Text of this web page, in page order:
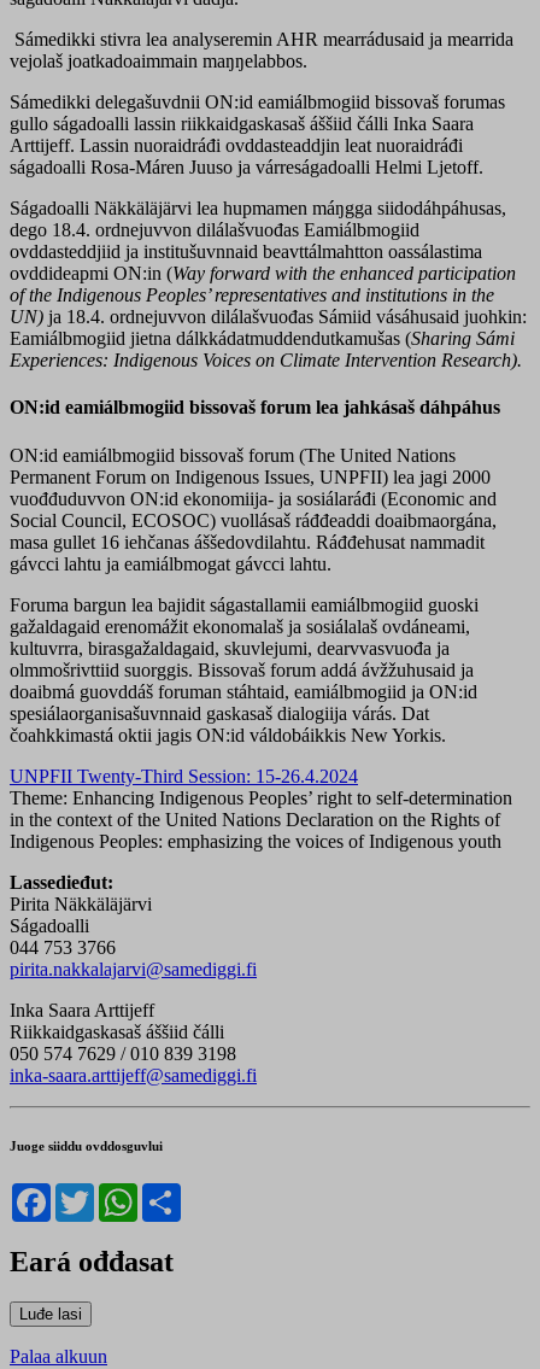
Sámedikki stivra lea analyseremin AHR mearrádusaid ja mearrida
vejolaš joatkadoaimmain maŋŋelabbos.
Sámedikki delegašuvdnii ON:id eamiálbmogiid bissovaš forumas
gullo ságadoalli lassin riikkaidgaskasaš áššiid čálli Inka Saara
Arttijeff. Lassin nuoraidráđi ovddasteaddjin leat nuoraidráđi
ságadoalli Rosa-Máren Juuso ja várreságadoalli Helmi Ljetoff.
Ságadoalli Näkkäläjärvi lea hupmamen máŋgga siidodáhpáhusas,
dego 18.4. ordnejuvvon dilálašvuođas Eamiálbmogiid
ovddasteddjiid ja institušuvnnaid beavttálmahtton oassálastima
ovddideapmi ON:in (Way forward with the enhanced participation
of the Indigenous Peoples’ representatives and institutions in the
UN) ja 18.4. ordnejuvvon dilálašvuođas Sámiid vásáhusaid juohkin:
Eamiálbmogiid jietna dálkkádatmuddendutkamušas (Sharing Sámi
Experiences: Indigenous Voices on Climate Intervention Research).
ON:id eamiálbmogiid bissovaš forum lea jahkásaš dáhpáhus
ON:id eamiálbmogiid bissovaš forum (The United Nations
Permanent Forum on Indigenous Issues, UNPFII) lea jagi 2000
vuođđuduvvon ON:id ekonomiija- ja sosiálaráđi (Economic and
Social Council, ECOSOC) vuollásaš ráđđeaddi doaibmaorgána,
masa gullet 16 iehčanas áššedovdilahtu. Ráđđehusat nammadit
gávcci lahtu ja eamiálbmogat gávcci lahtu.
Foruma bargun lea bajidit ságastallamii eamiálbmogiid guoski
gažaldagaid erenomážit ekonomalaš ja sosiálalaš ovdáneami,
kultuvrra, birasgažaldagaid, skuvlejumi, dearvvasvuođa ja
olmmošrivttiid suorggis. Bissovaš forum addá ávžžuhusaid ja
doaibmá guovddáš foruman stáhtaid, eamiálbmogiid ja ON:id
spesiálaorganisašuvnnaid gaskasaš dialogiija várás. Dat
čoahkkimastá oktii jagis ON:id váldobáikkis New Yorkis.
UNPFII Twenty-Third Session: 15-26.4.2024
Theme: Enhancing Indigenous Peoples’ right to self-determination
in the context of the United Nations Declaration on the Rights of
Indigenous Peoples: emphasizing the voices of Indigenous youth
Lassedieđut:
Pirita Näkkäläjärvi
Ságadoalli
044 753 3766
pirita.nakkalajarvi@samediggi.fi
Inka Saara Arttijeff
Riikkaidgaskasaš áššiid čálli
050 574 7629 / 010 839 3198
inka-saara.arttijeff@samediggi.fi
Juoge siiddu ovddosguvlui
Facebook
TwitterWhatsApp
Eará ođđasat
Palaa alkuun